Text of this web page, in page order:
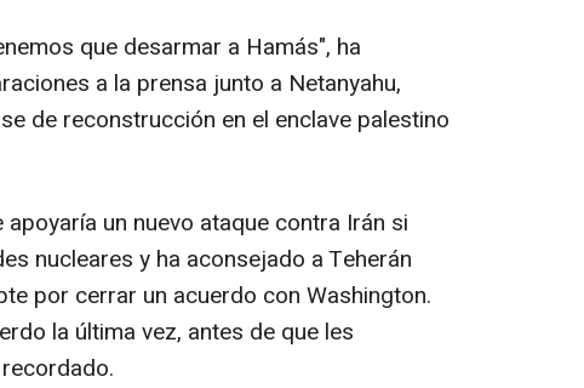
que desarmar a Hamás", ha
a la prensa junto a Netanyahu,
de reconstrucción en el enclave palestino
un nuevo ataque contra Irán si
nucleares y ha aconsejado a Teherán
por cerrar un acuerdo con Washington.
la última vez, antes de que les